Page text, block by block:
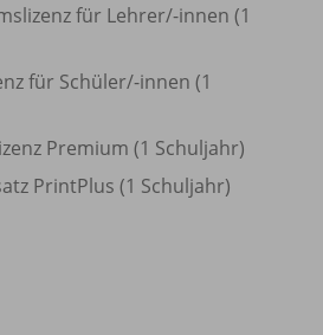
für Lehrer/-innen (1
für Schüler/-innen (1
Premium (1 Schuljahr)
PrintPlus (1 Schuljahr)